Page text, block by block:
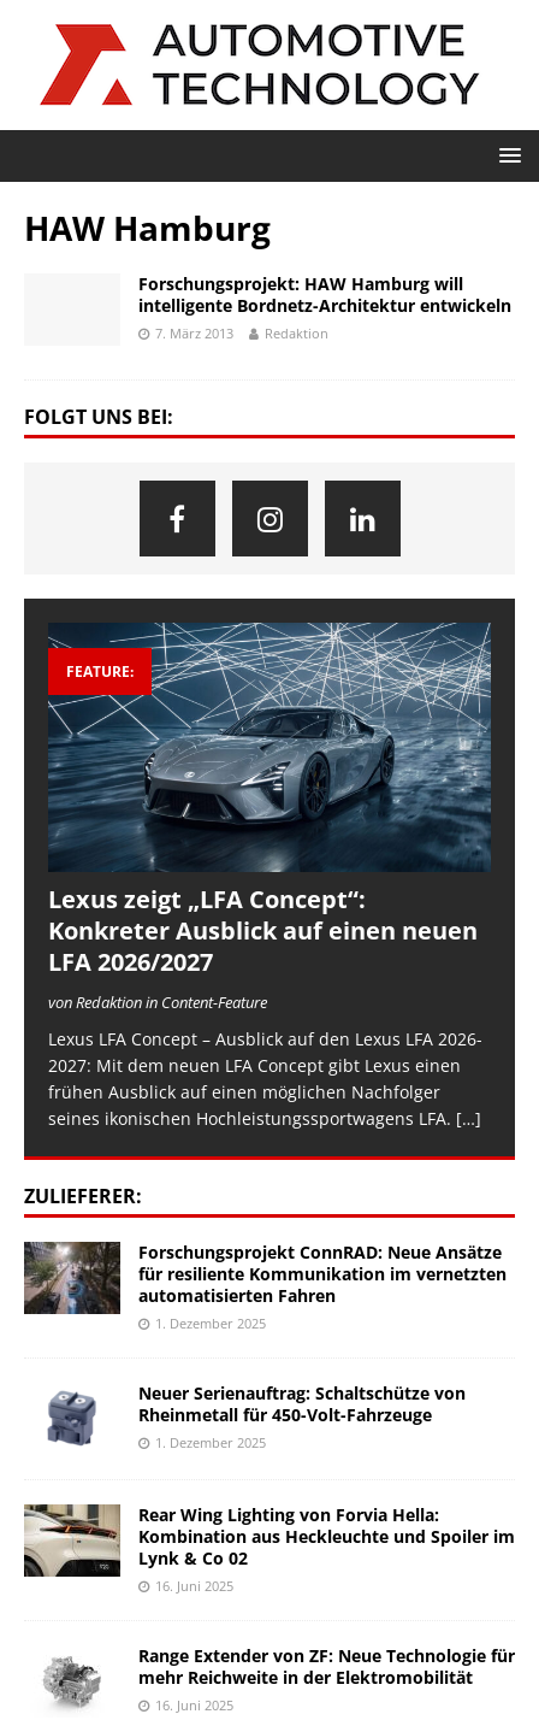
HAW Hamburg
Forschungsprojekt: HAW Hamburg will
intelligente Bordnetz-Architektur entwickeln
7. März 2013 Redaktion
FOLGT UNS BEI:
FEATURE:
Lexus zeigt „LFA Concept“:
Konkreter Ausblick auf einen neuen
LFA 2026/2027
von Redaktion in Content-Feature
Lexus LFA Concept – Ausblick auf den Lexus LFA 2026-
2027: Mit dem neuen LFA Concept gibt Lexus einen
frühen Ausblick auf einen möglichen Nachfolger
seines ikonischen Hochleistungssportwagens LFA. […]
ZULIEFERER:
Forschungsprojekt ConnRAD: Neue Ansätze
für resiliente Kommunikation im vernetzten
automatisierten Fahren
1. Dezember 2025
Neuer Serienauftrag: Schaltschütze von
Rheinmetall für 450-Volt-Fahrzeuge
1. Dezember 2025
Rear Wing Lighting von Forvia Hella:
Kombination aus Heckleuchte und Spoiler im
Lynk & Co 02
16. Juni 2025
Range Extender von ZF: Neue Technologie für
mehr Reichweite in der Elektromobilität
16. Juni 2025